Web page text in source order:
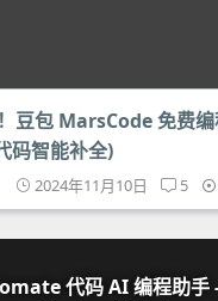
豆包 MarsCode 免费
码智能补全)
2024年11月10日 5
代码 AI 编程助手